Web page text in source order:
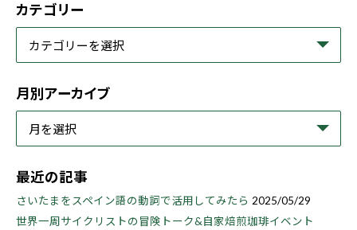
カテゴリー
月別アーカイブ
最近の記事
さいたまをスペイン語の動詞で活用してみたら 2025/05/29
世界一周サイクリストの冒険トーク&自家焙煎珈琲イベント